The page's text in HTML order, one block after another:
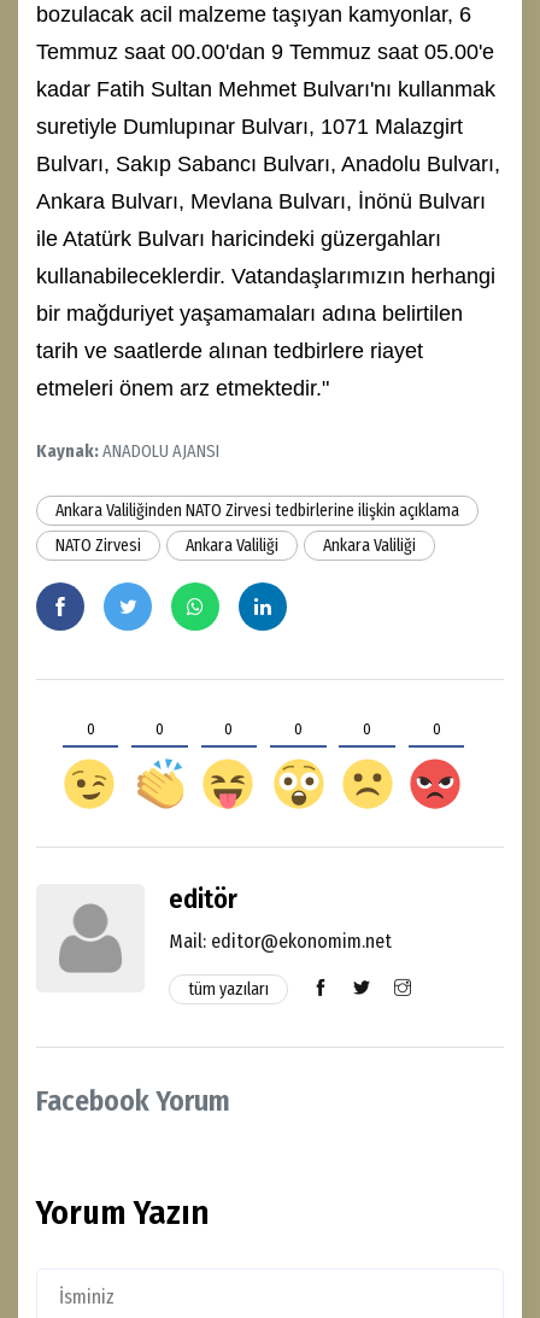
bozulacak acil malzeme taşıyan kamyonlar, 6
Temmuz saat 00.00'dan 9 Temmuz saat 05.00'e
kadar Fatih Sultan Mehmet Bulvarı'nı kullanmak
suretiyle Dumlupınar Bulvarı, 1071 Malazgirt
Bulvarı, Sakıp Sabancı Bulvarı, Anadolu Bulvarı,
Ankara Bulvarı, Mevlana Bulvarı, İnönü Bulvarı
ile Atatürk Bulvarı haricindeki güzergahları
kullanabileceklerdir. Vatandaşlarımızın herhangi
bir mağduriyet yaşamamaları adına belirtilen
tarih ve saatlerde alınan tedbirlere riayet
etmeleri önem arz etmektedir."
Kaynak:ANADOLU AJANSI
Ankara Valiliğinden NATO Zirvesi tedbirlerine ilişkin açıklama
NATO Zirvesi
Ankara Valiliği Ankara Valiliği
0 0 0 0 0 0
editör
Mail: editor@ekonomim.net
tüm yazıları
Facebook Yorum
Yorum Yazın